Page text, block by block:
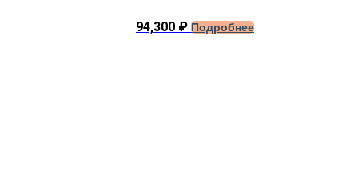
94,300 ₽ Подробнее